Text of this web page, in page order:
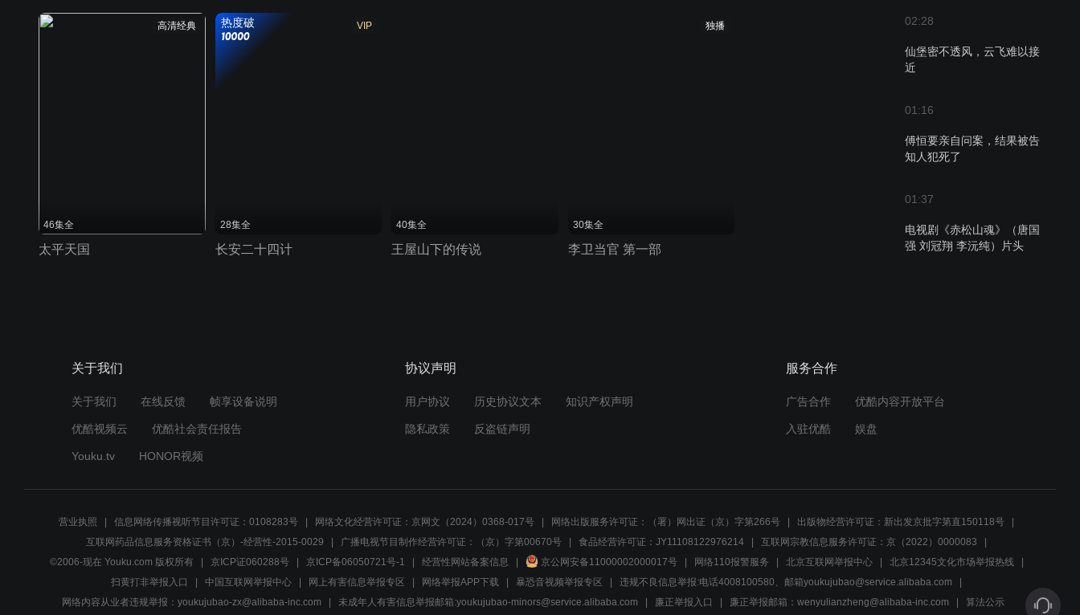
02:28
仙堡密不透风，云飞难以接
近
01:16
傅恒要亲自问案，结果被告
知人犯死了
01:37
电视剧《赤松山魂》（唐国
强 刘冠翔 李沅纯）片头
明朝这些事儿（第十三
01:30
上得厅堂下得厨房，贤良的
燕王妃
高清经典
46集全
太平天国
VIP
热度破
28集全
长安二十四计
40集全
王屋山下的传说
独播
30集全
李卫当官 第一部
关于我们
关于我们 在线反馈 帧享设备说明
优酷视频云 优酷社会责任报告
Youku.tv HONOR视频
协议声明
用户协议 历史协议文本 知识产权声明
隐私政策 反盗链声明
服务合作
广告合作 优酷内容开放平台
入驻优酷 娱盘
营业执照 信息网络传播视听节目许可证：0108283号 网络文化经营许可证：京网文（2024）0368-017号 网络出版服务许可证：（署）网出证（京）字第266号
出版物经营许可证：新出发京批字第直150118号
互联网药品信息服务资格证书（京）-经营性-2015-0029
广播电视节目制作经营许可证：（京）字第00670号 食品经营许可证：JY11108122976214
互联网宗教信息服务许可证：京（2022）0000083
©2006-现在 Youku.com 版权所有
京ICP证060288号 京ICP备06050721号-1 经营性网站备案信息 京公网安备11000002000017号 网络110报警服务 北京互联网举报中心
北京12345文化市场举报热线
扫黄打非举报入口
中国互联网举报中心 网上有害信息举报专区 网络举报APP下载 暴恐音视频举报专区
违规不良信息举报:电话4008100580、邮箱youkujubao@service.alibaba.com
网络内容从业者违规举报：youkujubao-zx@alibaba-inc.com
未成年人有害信息举报邮箱:youkujubao-minors@service.alibaba.com 廉正举报入口 廉正举报邮箱：wenyulianzheng@alibaba-inc.com 算法公示